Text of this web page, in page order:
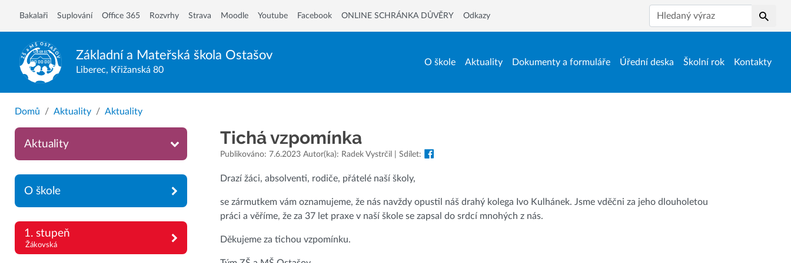
Základní a Mateřská škola Ostašov
Liberec, Křižanská 80
O škole Aktuality Dokumenty a formuláře Úřední deska Školní rok Kontakty
Bakalaři Suplování Office 365 Rozvrhy Strava Moodle Youtube Facebook ONLINE SCHRÁNKA DŮVĚRY Odkazy
Hledat
Domů Aktuality Aktuality
Aktuality
O škole
1. stupeň
Žákovská
Tichá vzpomínka
Publikováno: 7.6.2023 Autor(ka): Radek Vystrčil | Sdílet:
Drazí žáci, absolventi, rodiče, přátelé naší školy,
se zármutkem vám oznamujeme, že nás navždy opustil náš drahý kolega Ivo Kulhánek. Jsme vděčni za jeho dlouholetou
práci a věříme, že za 37 let praxe v naší škole se zapsal do srdcí mnohých z nás.
Děkujeme za tichou vzpomínku.